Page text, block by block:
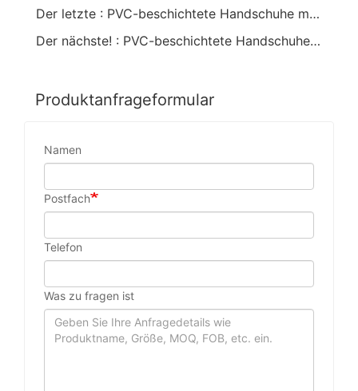
Der letzte : PVC-beschichtete Handschuhe mit Katze 3
Der nächste! : PVC-beschichtete Handschuhe mit roter Farbe
Produktanfrageformular
Namen
Postfach
Telefon
Was zu fragen ist